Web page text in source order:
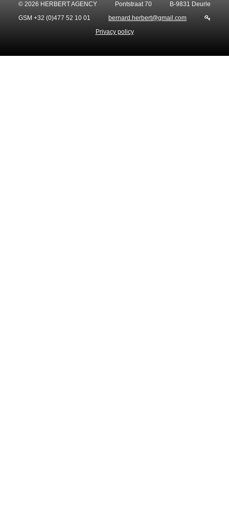
© 2026 HERBERT AGENCY Pontstraat 70
B-9831 Deurle
GSM +32 (0)477 52 10 01
bernard.herbert@gmail.com
Privacy policy